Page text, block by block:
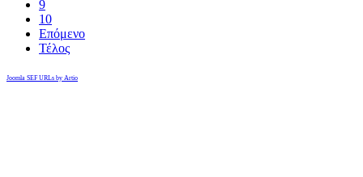
9
10
Επόμενο
Τέλος
Joomla SEF URLs by Artio